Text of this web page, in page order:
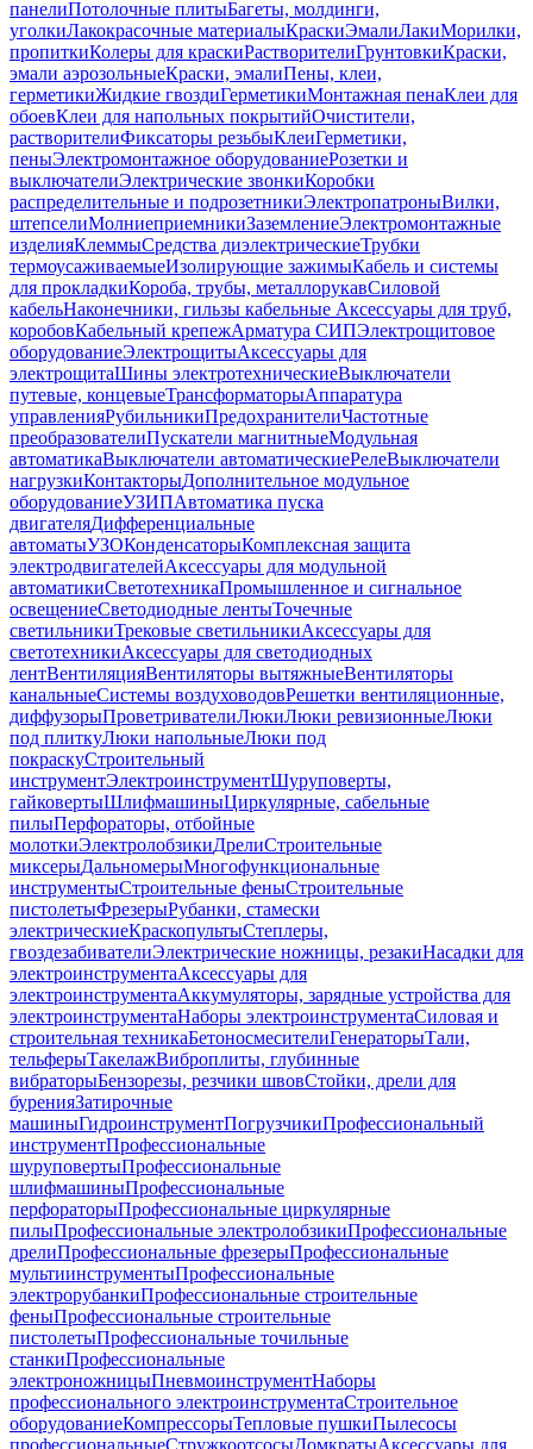
панелиПотолочные плитыБагеты, молдинги,
уголкиЛакокрасочные материалыКраскиЭмалиЛакиМорилки,
пропиткиКолеры для краскиРастворителиГрунтовкиКраски,
эмали аэрозольныеКраски, эмалиПены, клеи,
герметикиЖидкие гвоздиГерметикиМонтажная пенаКлеи для
обоевКлеи для напольных покрытийОчистители,
растворителиФиксаторы резьбыКлеиГерметики,
пеныЭлектромонтажное оборудованиеРозетки и
выключателиЭлектрические звонкиКоробки
распределительные и подрозетникиЭлектропатроныВилки,
штепселиМолниеприемникиЗаземлениеЭлектромонтажные
изделияКлеммыСредства диэлектрическиеТрубки
термоусаживаемыеИзолирующие зажимыКабель и системы
для прокладкиКороба, трубы, металлорукавСиловой
кабельНаконечники, гильзы кабельные Аксессуары для труб,
коробовКабельный крепежАрматура СИПЭлектрощитовое
оборудованиеЭлектрощитыАксессуары для
электрощитаШины электротехническиеВыключатели
путевые, концевыеТрансформаторыАппаратура
управленияРубильникиПредохранителиЧастотные
преобразователиПускатели магнитныеМодульная
автоматикаВыключатели автоматическиеРелеВыключатели
нагрузкиКонтакторыДополнительное модульное
оборудованиеУЗИПАвтоматика пуска
двигателяДифференциальные
автоматыУЗОКонденсаторыКомплексная защита
электродвигателейАксессуары для модульной
автоматикиСветотехникаПромышленное и сигнальное
освещениеСветодиодные лентыТочечные
светильникиТрековые светильникиАксессуары для
светотехникиАксессуары для светодиодных
лентВентиляцияВентиляторы вытяжныеВентиляторы
канальныеСистемы воздуховодовРешетки вентиляционные,
диффузорыПроветривателиЛюкиЛюки ревизионныеЛюки
под плиткуЛюки напольныеЛюки под
покраскуСтроительный
инструментЭлектроинструментШуруповерты,
гайковертыШлифмашиныЦиркулярные, сабельные
пилыПерфораторы, отбойные
молоткиЭлектролобзикиДрелиСтроительные
миксерыДальномерыМногофункциональные
инструментыСтроительные феныСтроительные
пистолетыФрезерыРубанки, стамески
электрическиеКраскопультыСтеплеры,
гвоздезабивателиЭлектрические ножницы, резакиНасадки для
электроинструментаАксессуары для
электроинструментаАккумуляторы, зарядные устройства для
электроинструментаНаборы электроинструментаСиловая и
строительная техникаБетоносмесителиГенераторыТали,
тельферыТакелажВиброплиты, глубинные
вибраторыБензорезы, резчики швовСтойки, дрели для
буренияЗатирочные
машиныГидроинструментПогрузчикиПрофессиональный
инструментПрофессиональные
шуруповертыПрофессиональные
шлифмашиныПрофессиональные
перфораторыПрофессиональные циркулярные
пилыПрофессиональные электролобзикиПрофессиональные
дрелиПрофессиональные фрезерыПрофессиональные
мультиинструментыПрофессиональные
электрорубанкиПрофессиональные строительные
феныПрофессиональные строительные
пистолетыПрофессиональные точильные
станкиПрофессиональные
электроножницыПневмоинструментНаборы
профессионального электроинструментаСтроительное
оборудованиеКомпрессорыТепловые пушкиПылесосы
профессиональныеСтружкоотсосыДомкратыАксессуары для